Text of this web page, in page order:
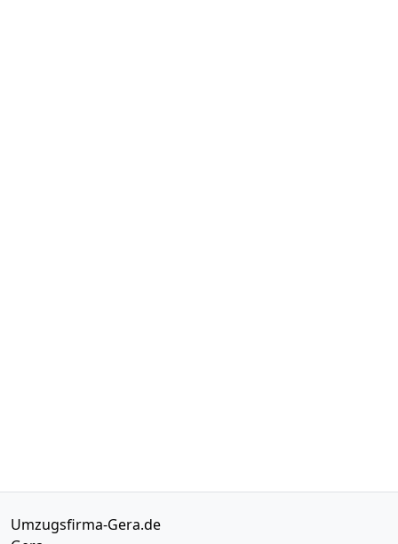
Umzugsfirma-Gera.de